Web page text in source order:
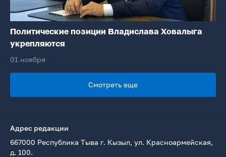
Политические позиции Владислава Ховалыга
укрепляются
01 ноября
Смотреть еще
Адрес редакции
667000 Республика Тыва г. Кызыл, ул. Красноармейская,
д. 100.